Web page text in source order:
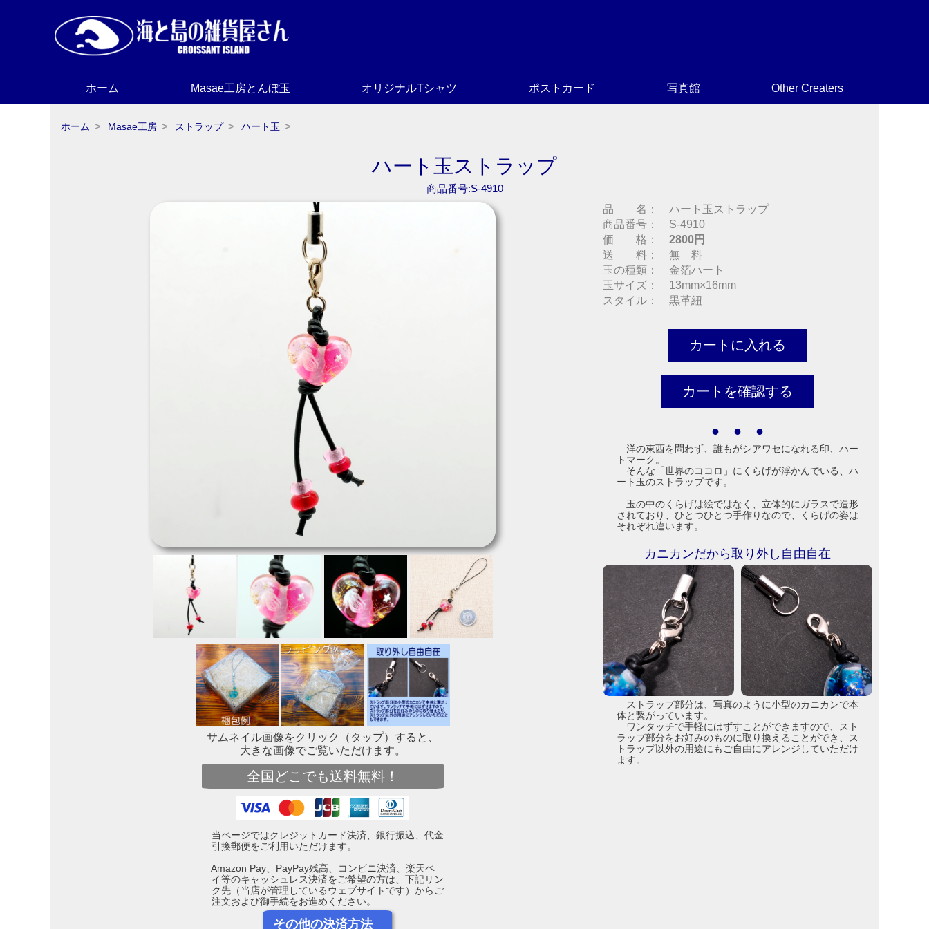
ホーム Masae工房とんぼ玉 オリジナルTシャツ ポストカード 写真館 Other Creaters
ホーム Masae工房 ストラップ ハート玉
ハート玉ストラップ
商品番号:S-4910
サムネイル画像をクリック（タップ）すると、
大きな画像でご覧いただけます。
全国どこでも送料無料！
当ページではクレジットカード決済、銀行振込、代金
引換郵便をご利用いただけます。
Amazon Pay、PayPay残高、コンビニ決済、楽天ペ
イ等のキャッシュレス決済をご希望の方は、下記リン
ク先（当店が管理しているウェブサイトです）からご
注文および御手続をお進めください。
その他の決済方法
品 名： ハート玉ストラップ
商品番号： S-4910
価 格： 2800円
送 料： 無 料
玉の種類： 金箔ハート
玉サイズ： 13mm×16mm
スタイル： 黒革紐
● ● ●
洋の東西を問わず、誰もがシアワセになれる印、ハー
トマーク。
そんな「世界のココロ」にくらげが浮かんでいる、ハ
ート玉のストラップです。
玉の中のくらげは絵ではなく、立体的にガラスで造形
されており、ひとつひとつ手作りなので、くらげの姿は
それぞれ違います。
カニカンだから取り外し自由自在
ストラップ部分は、写真のように小型のカニカンで本
体と繋がっています。
ワンタッチで手軽にはずすことができますので、スト
ラップ部分をお好みのものに取り換えることができ、ス
トラップ以外の用途にもご自由にアレンジしていただけ
ます。